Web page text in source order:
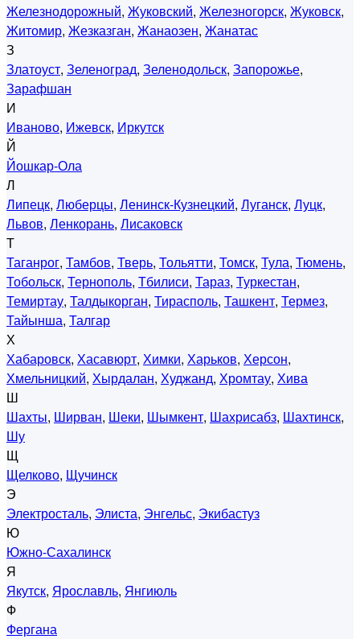
Железнодорожный, Жуковский, Железногорск, Жуковск,
Житомир, Жезказган, Жанаозен, Жанатас
З
Златоуст, Зеленоград, Зеленодольск, Запорожье,
Зарафшан
И
Иваново, Ижевск, Иркутск
Й
Йошкар-Ола
Л
Липецк, Люберцы, Ленинск-Кузнецкий, Луганск, Луцк,
Львов, Ленкорань, Лисаковск
Т
Таганрог, Тамбов, Тверь, Тольятти, Томск, Тула, Тюмень,
Тобольск, Тернополь, Тбилиси, Тараз, Туркестан,
Темиртау, Талдыкорган, Тирасполь, Ташкент, Термез,
Тайынша, Талгар
Х
Хабаровск, Хасавюрт, Химки, Харьков, Херсон,
Хмельницкий, Хырдалан, Худжанд, Хромтау, Хива
Ш
Шахты, Ширван, Шеки, Шымкент, Шахрисабз, Шахтинск,
Шу
Щ
Щелково, Щучинск
Э
Электросталь, Элиста, Энгельс, Экибастуз
Ю
Южно-Сахалинск
Я
Якутск, Ярославль, Янгиюль
Ф
Фергана